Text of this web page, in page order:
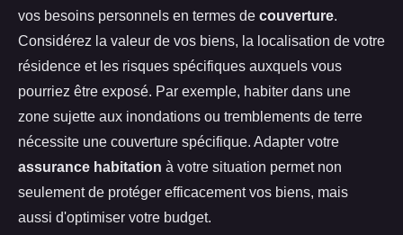
vos besoins personnels en termes de couverture.
Considérez la valeur de vos biens, la localisation de votre
résidence et les risques spécifiques auxquels vous
pourriez être exposé. Par exemple, habiter dans une
zone sujette aux inondations ou tremblements de terre
nécessite une couverture spécifique. Adapter votre
assurance habitation à votre situation permet non
seulement de protéger efficacement vos biens, mais
aussi d'optimiser votre budget.